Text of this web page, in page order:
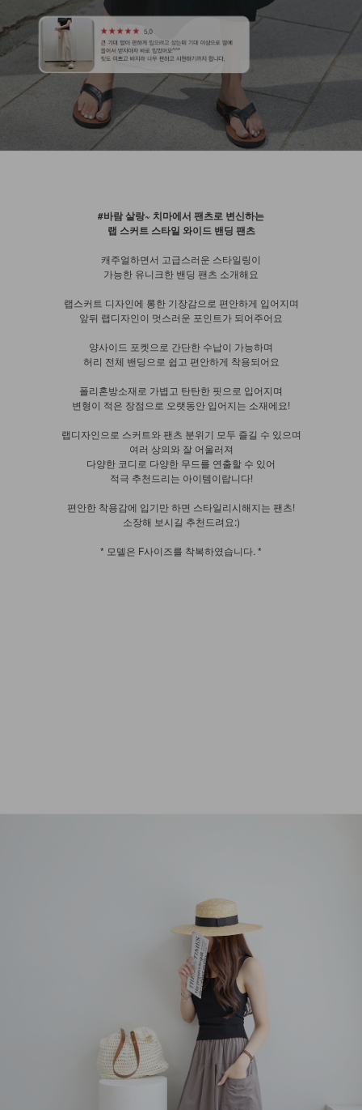
#바람 살랑~ 치마에서 팬츠로 변신하는
랩 스커트 스타일 와이드 밴딩 팬츠
캐주얼하면서 고급스러운 스타일링이
가능한 유니크한 밴딩 팬츠 소개해요
랩스커트 디자인에 롱한 기장감으로 편안하게 입어지며
앞뒤 랩디자인이 멋스러운 포인트가 되어주어요
양사이드 포켓으로 간단한 수납이 가능하며
허리 전체 밴딩으로 쉽고 편안하게 착용되어요
폴리혼방소재로 가볍고 탄탄한 핏으로 입어지며
변형이 적은 장점으로 오랫동안 입어지는 소재에요!
랩디자인으로 스커트와 팬츠 분위기 모두 즐길 수 있으며
여러 상의와 잘 어울러져
다양한 코디로 다양한 무드를 연출할 수 있어
적극 추천드리는 아이템이랍니다!
편안한 착용감에 입기만 하면 스타일리시해지는 팬츠!
소장해 보시길 추천드려요:)
* 모델은 F사이즈를 착복하였습니다. *